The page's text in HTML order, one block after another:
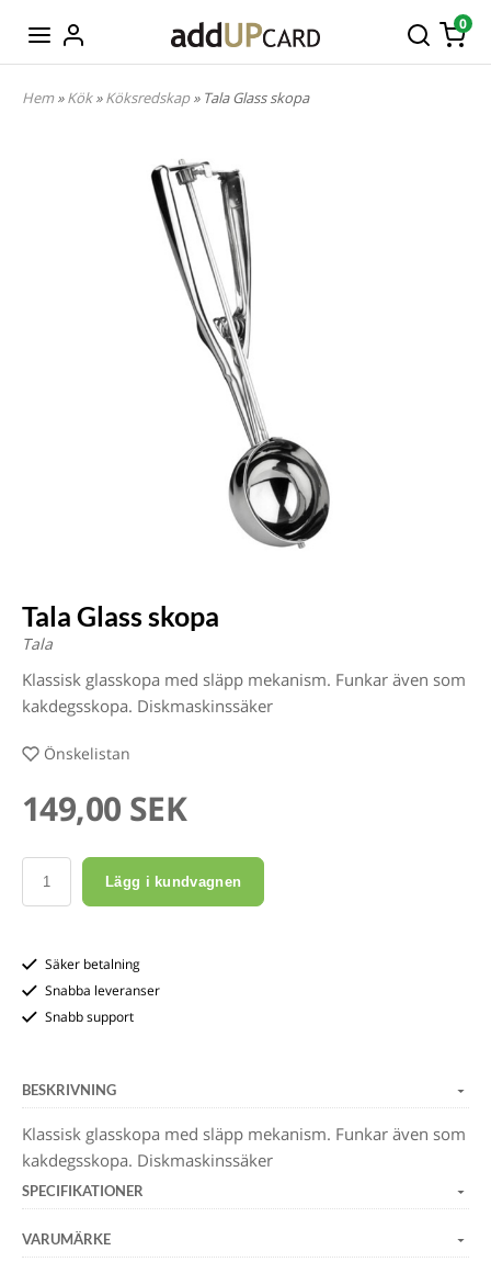
0
Hem»Kök»Köksredskap» Tala Glass skopa
Tala Glass skopa
Tala
Klassisk glasskopa med släpp mekanism. Funkar även som
kakdegsskopa. Diskmaskinssäker
Önskelistan
149,00 SEK
Lägg i kundvagnen
Säker betalning
Snabba leveranser
Snabb support
BESKRIVNING
Klassisk glasskopa med släpp mekanism. Funkar även som
kakdegsskopa. Diskmaskinssäker
SPECIFIKATIONER
VARUMÄRKE